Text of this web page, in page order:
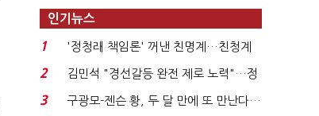
인기뉴스
1
'정청래 책임론' 꺼낸 친명계…친청계
는 추가투표 때리기...
2
김민석 "경선갈등 완전 제로 노력"…정
청래 "반명 공세 사...
3
구광모-젠슨 황, 두 달 만에 또 만난다…